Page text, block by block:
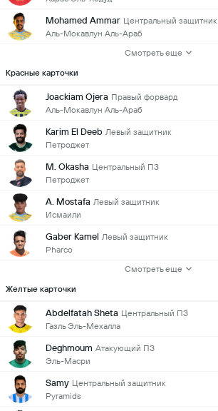
Mohamed Ammar Центральный защитник
Аль-Мокавлун Аль-Араб
Смотреть еще
Красные карточки
Joackiam Ojera Правый форвард
Аль-Мокавлун Аль-Араб
Karim El Deeb Левый защитник
Петроджет
M. Okasha Центральный ПЗ
Петроджет
A. Mostafa Левый защитник
Исмаили
Gaber Kamel Левый защитник
Pharco
Смотреть еще
Желтые карточки
Abdelfatah Sheta Центральный ПЗ
Газль Эль-Мехалла
Deghmoum Атакующий ПЗ
Эль-Масри
Samy Центральный защитник
Pyramids